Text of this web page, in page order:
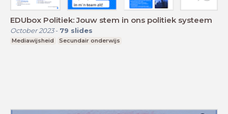
EDUbox Politiek: Jouw stem in ons politiek systeem
October 2023- 79 slides
Mediawijsheid Secundair onderwijs